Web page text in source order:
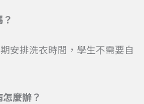
安排洗衣時間，學生不需要自
麼辦？